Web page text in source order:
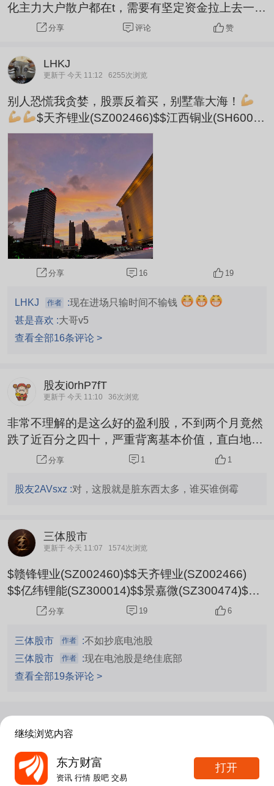
化主力大户散户都在t，需要有坚定资金拉上去一个
平台才能甩掉部分t，企稳。
分享 评论 赞
LHKJ
更新于 今天 11:12 6255次浏览
别人恐慌我贪婪，股票反着买，别墅靠大海！
$天齐锂业(SZ002466)$$江西铜业(SH60036
2)$$赣锋锂业(SZ002460)$
分享 16 19
LHKJ 作者 :现在进场只输时间不输钱
甚是喜欢 :大哥v5
查看全部16条评论 >
股友i0rhP7fT
更新于 今天 11:10 36次浏览
非常不理解的是这么好的盈利股，不到两个月竟然
跌了近百分之四十，严重背离基本价值，直白地说
庄家跟主力心太黑，不是洗融资盘就是杀跌散户。
分享 1 1
股友2AVsxz :对，这股就是脏东西太多，谁买谁倒霉
三体股市
更新于 今天 11:07 1574次浏览
$赣锋锂业(SZ002460)$$天齐锂业(SZ002466)
$$亿纬锂能(SZ300014)$$景嘉微(SZ300474)$依
然维持赣锋锂业亿纬锂能目标150，天齐锂业目标1
买到就是赚到，
分享 19 6
三体股市 作者 :不如抄底电池股
三体股市
作者 :现在电池股是绝佳底部
查看全部19条评论 >
资讯 股吧 数据 导航
继续浏览内容
东方财富
资讯 行情 股吧 交易
打开